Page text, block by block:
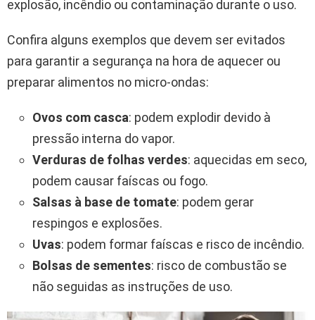
explosão, incêndio ou contaminação durante o uso.
Confira alguns exemplos que devem ser evitados
para garantir a segurança na hora de aquecer ou
preparar alimentos no micro-ondas:
Ovos com casca: podem explodir devido à
pressão interna do vapor.
Verduras de folhas verdes: aquecidas em seco,
podem causar faíscas ou fogo.
Salsas à base de tomate: podem gerar
respingos e explosões.
Uvas: podem formar faíscas e risco de incêndio.
Bolsas de sementes: risco de combustão se
não seguidas as instruções de uso.